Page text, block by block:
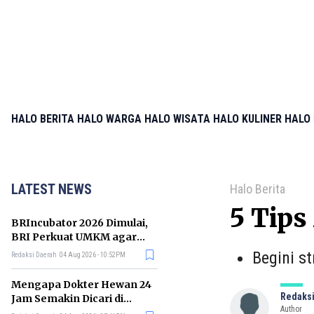
HALO BERITA HALO WARGA HALO WISATA HALO KULINER HALO
LATEST NEWS
BRIncubator 2026 Dimulai,
BRI Perkuat UMKM agar
Makin Kompetitif di Pasar
Redaksi Daerah 04 Aug 2026 - 10:52PM
Mengapa Dokter Hewan 24
Jam Semakin Dicari di
Halo Berita
5
Begini
Author